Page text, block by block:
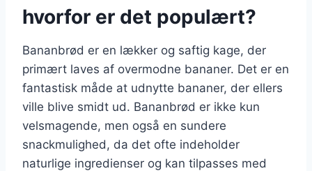
hvorfor er det populært?
Bananbrød er en lækker og saftig kage, der
primært laves af overmodne bananer. Det er en
fantastisk måde at udnytte bananer, der ellers
ville blive smidt ud. Bananbrød er ikke kun
velsmagende, men også en sundere
snackmulighed, da det ofte indeholder
naturlige ingredienser og kan tilpasses med